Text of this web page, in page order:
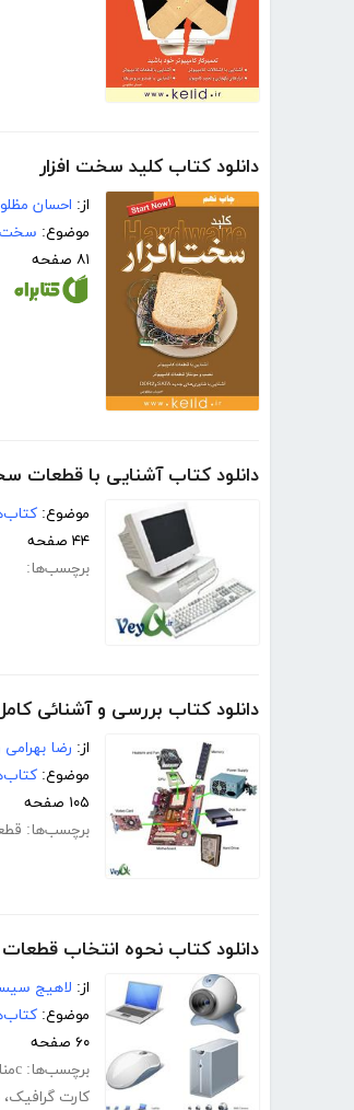
دانلود کتاب کلید سخت افزار
از: احسان
موضوع: سخت
۸۱ صفحه
دانلود کتاب آشنایی با قطعات
موضوع:
۴۴ صفحه
برچسب‌ها:
دانلود کتاب بررسی و آشنائی
از: رضا بهرامی
موضوع:
۱۰۵ صفحه
برچسب‌ها:
دانلود کتاب نحوه انتخاب
از: لاهیج
موضوع:
۶۰ صفحه
برچسب‌ها: cمناسب
کارت گرافیک،